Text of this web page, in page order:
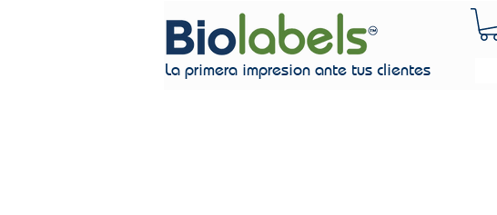
La primera impresion ante tus clientes